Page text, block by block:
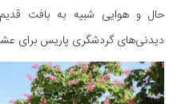
حال و هوایی شبیه به بافت
دیدنی‌های گردشگری پاریس برای